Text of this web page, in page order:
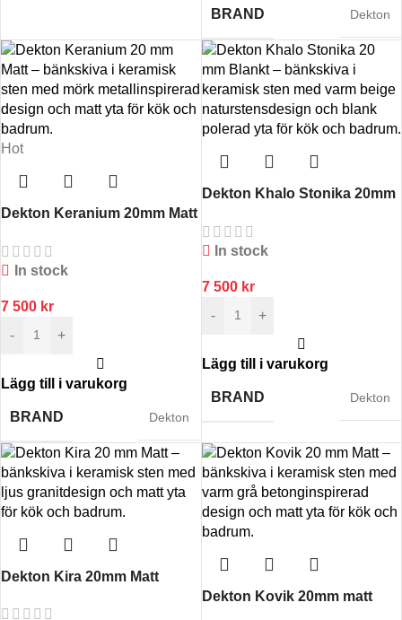
BRAND Dekton
Hot
Dekton Keranium 20mm Matt
In stock
7 500 kr
-
+
Lägg till i varukorg
BRAND Dekton
Dekton Khalo Stonika 20mm
In stock
7 500 kr
-
+
Lägg till i varukorg
BRAND Dekton
Dekton Kira 20mm Matt
Dekton Kovik 20mm matt